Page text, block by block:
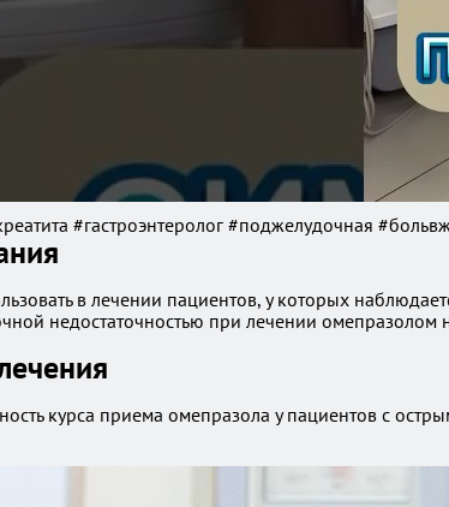
#гастроэнтеролог #поджелудочная
в лечении пациентов, у которых
недостаточностью при лечении омепразолом
курса приема омепразола у пациентов с